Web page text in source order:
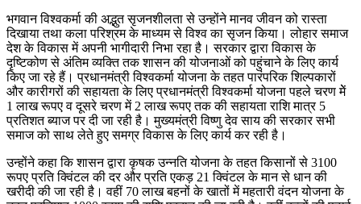
भगवान विश्वकर्मा की अद्भुत सृजनशीलता से उन्होंने मानव जीवन को रास्ता
दिखाया तथा कला परिश्रम के माध्यम से विश्व का सृजन किया। लोहार समाज
देश के विकास में अपनी भागीदारी निभा रहा है। सरकार द्वारा विकास के
दृष्टिकोण से अंतिम व्यक्ति तक शासन की योजनाओं को पहुंचाने के लिए कार्य
किए जा रहे हैं। प्रधानमंत्री विश्वकर्मा योजना के तहत पारंपरिक शिल्पकारों
और कारीगरों की सहायता के लिए प्रधानमंत्री विश्वकर्मा योजना पहले चरण मेें
1 लाख रूपए व दूसरे चरण में 2 लाख रूपए तक की सहायता राशि मात्र 5
प्रतिशत ब्याज पर दी जा रही है। मुख्यमंत्री विष्णु देव साय की सरकार सभी
समाज को साथ लेते हुए समग्र विकास के लिए कार्य कर रही है।
उन्होंने कहा कि शासन द्वारा कृषक उन्नति योजना के तहत किसानों से 3100
रूपए प्रति क्विंटल की दर और प्रति एकड़ 21 क्विंटल के मान से धान की
खरीदी की जा रही है। वहीं 70 लाख बहनों के खातों में महतारी वंदन योजना के